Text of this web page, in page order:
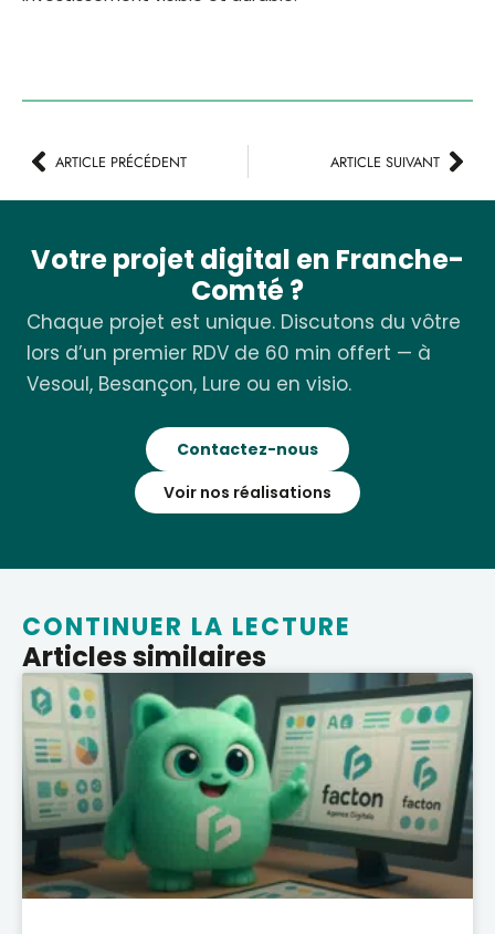
ARTICLE PRÉCÉDENT ARTICLE SUIVANT
Votre projet digital en Franche-
Comté ?
Chaque projet est unique. Discutons du vôtre
lors d’un premier RDV de 60 min offert — à
Vesoul, Besançon, Lure ou en visio.
Contactez-nous
Voir nos réalisations
CONTINUER LA LECTURE
Articles similaires